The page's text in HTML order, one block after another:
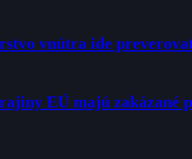
vnútra ide
EÚ majú zakázané